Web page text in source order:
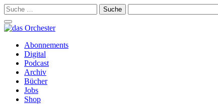
Suche
nach:
Schalte
Navigation
Zum
Inhalt
springen
Abonnements
Digital
Podcast
Archiv
Bücher
Jobs
Shop